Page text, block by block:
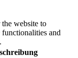
the website to
and